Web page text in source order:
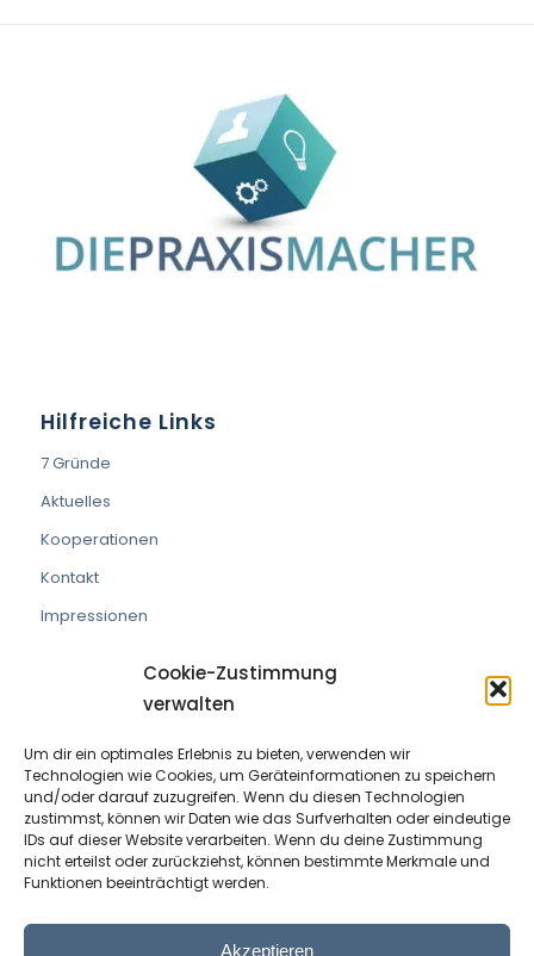
Cookie-Zustimmung
verwalten
Um dir ein optimales Erlebnis zu bieten, verwenden wir
Technologien wie Cookies, um Geräteinformationen zu speichern
und/oder darauf zuzugreifen. Wenn du diesen Technologien
zustimmst, können wir Daten wie das Surfverhalten oder eindeutige
IDs auf dieser Website verarbeiten. Wenn du deine Zustimmung
nicht erteilst oder zurückziehst, können bestimmte Merkmale und
Funktionen beeinträchtigt werden.
Akzeptieren
Hilfreiche Links
7 Gründe
Aktuelles
Kooperationen
Kontakt
Impressionen
VEREIN DIE PRAXISMACHER
ZVR Nummer:191908529
Kontaktperson:Wolfram Allinger-Csollich
Mentlgasse 1, 6020 Innsbruck
Email:info@diepraxismacher.at